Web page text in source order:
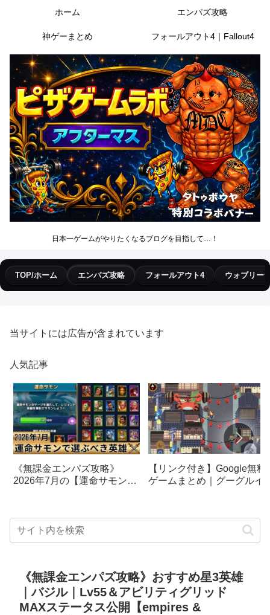
日本一ゲームがやりたくなるブログを目指して…！
ホーム エンパズ攻略
神ゲーまとめ フォールアウト4｜Fallout4
TOP/ホーム エンパズ攻略 フォールアウト4 ウォブリー
当サイトには広告が含まれています
人気記事
《無課金エンパズ攻略》
2026年7月の【運命サモン】
【リンク付き】Google無料
ゲームまとめ｜グーグルイ
クetc…
《無課金エンパズ攻略》おすすめ星3英雄
｜バジル｜Lv55＆アビリティグリッド
MAXステータス公開【empires &